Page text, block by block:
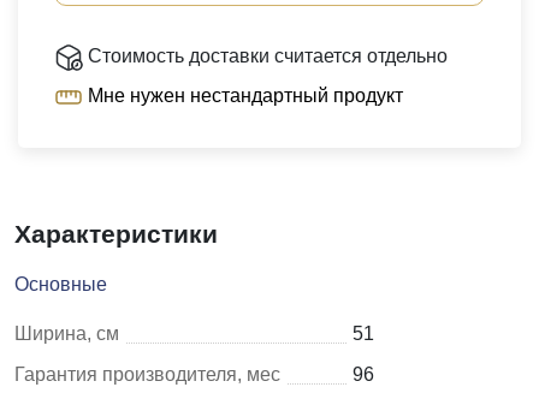
Стоимость доставки считается отдельно
Мне нужен нестандартный продукт
Характеристики
Основные
Ширина, см
51
Гарантия производителя, мес
96